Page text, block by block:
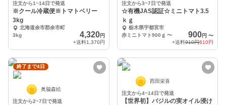
注文から1~14日で発送
※クール冷蔵便※トマトベリー
3kg
北海道余市郡余市町
3kg
4,320円
+送料1,370円
注文から3~7日で発送
☆有機JAS認証☆ミニトマト3.5
ｋｇ
栃木県宇都宮市
赤ミニトマト900ｇ 〜 900円 〜
+送料910円610円
終了まで4日
奥脇森絵
注文から2~7日で発送
西田栄喜
注文から4~14日で発送
【世界初】バジルの実オイル浸け